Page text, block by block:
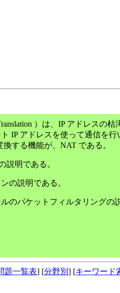
）は、IP アドレスの
IP アドレスを使って通信を
する機能が、NAT である。
説明である。
の説明である。
のパケットフィルタリングの
題一覧表] [分野別 ] [キーワード